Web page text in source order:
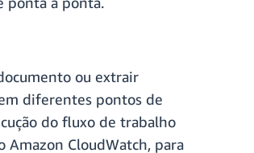
ou extrair
diferentes pontos de
do fluxo de trabalho
Amazon CloudWatch, para